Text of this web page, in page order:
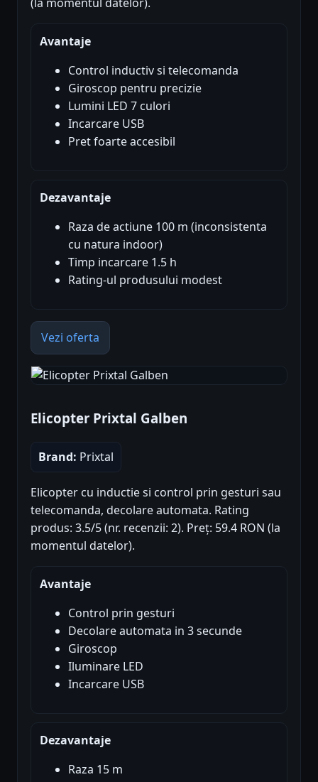
Avantaje
Control inductiv si telecomanda
Giroscop pentru precizie
Lumini LED 7 culori
Incarcare USB
Pret foarte accesibil
Dezavantaje
Raza de actiune 100 m (inconsistenta
cu natura indoor)
Timp incarcare 1.5 h
Rating-ul produsului modest
Vezi oferta
Elicopter Prixtal Galben
Brand: Prixtal
Elicopter cu inductie si control prin gesturi sau
telecomanda, decolare automata. Rating
produs: 3.5/5 (nr. recenzii: 2). Preț: 59.4 RON (la
momentul datelor).
Avantaje
Control prin gesturi
Decolare automata in 3 secunde
Giroscop
Iluminare LED
Incarcare USB
Dezavantaje
Raza 15 m